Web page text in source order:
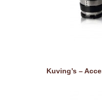
Kuving’s –